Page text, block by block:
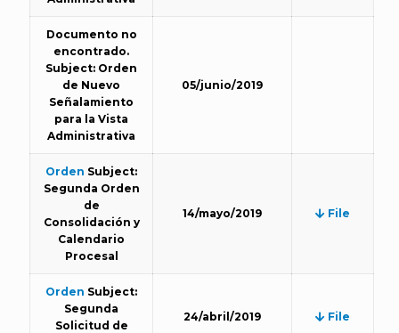
Documento no
encontrado.
Subject: Orden
de Nuevo
Señalamiento
para la Vista
Administrativa
05/junio/2019
Orden Subject:
Segunda Orden
de
Consolidación y
Calendario
Procesal
14/mayo/2019 File
Orden Subject:
Segunda
Solicitud de
24/abril/2019 File